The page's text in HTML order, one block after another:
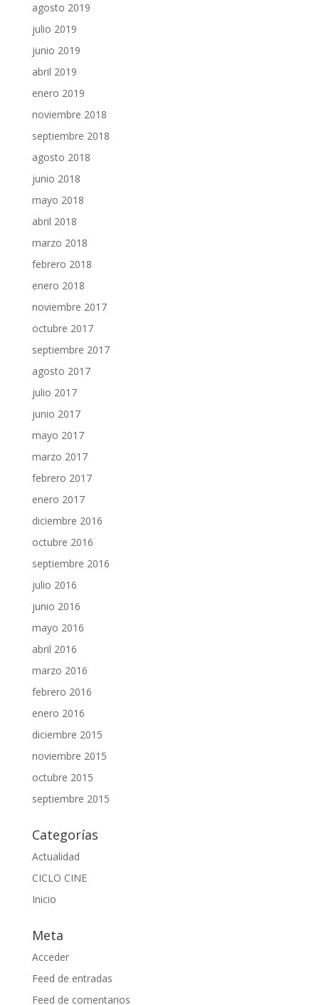
agosto 2019
julio 2019
junio 2019
abril 2019
enero 2019
noviembre 2018
septiembre 2018
agosto 2018
junio 2018
mayo 2018
abril 2018
marzo 2018
febrero 2018
enero 2018
noviembre 2017
octubre 2017
septiembre 2017
agosto 2017
julio 2017
junio 2017
mayo 2017
marzo 2017
febrero 2017
enero 2017
diciembre 2016
octubre 2016
septiembre 2016
julio 2016
junio 2016
mayo 2016
abril 2016
marzo 2016
febrero 2016
enero 2016
diciembre 2015
noviembre 2015
octubre 2015
septiembre 2015
Categorías
Actualidad
CICLO CINE
Inicio
Meta
Acceder
Feed de entradas
Feed de comentarios